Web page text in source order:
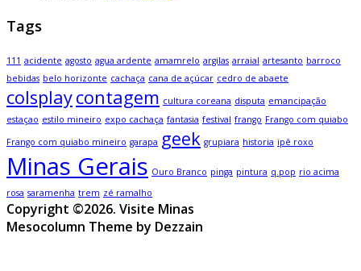
Tags
111 acidente agosto agua ardente amamrelo argilas arraial artesanto barroco
bebidas belo horizonte cachaça cana de açúcar cedro de abaete
colsplaycontagem cultura coreana disputa emancipação
estaçao estilo mineiro expo cachaça fantasia festival frango Frango com quiabo
Frango com quiabo mineiro garapa geek grupiara historia ipê roxo
Minas Gerais Ouro Branco pinga pintura q.pop rio acima
rosa saramenha trem zé ramalho
Copyright ©2026. Visite Minas
Mesocolumn Theme by Dezzain